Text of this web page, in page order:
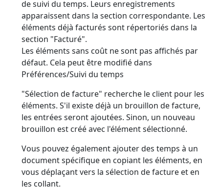
de suivi du temps. Leurs enregistrements
apparaissent dans la section correspondante. Les
éléments déjà facturés sont répertoriés dans la
section "Facturé".
Les éléments sans coût ne sont pas affichés par
défaut. Cela peut être modifié dans
Préférences/Suivi du temps
"Sélection de facture" recherche le client pour les
éléments. S'il existe déjà un brouillon de facture,
les entrées seront ajoutées. Sinon, un nouveau
brouillon est créé avec l'élément sélectionné.
Vous pouvez également ajouter des temps à un
document spécifique en copiant les éléments, en
vous déplaçant vers la sélection de facture et en
les collant.